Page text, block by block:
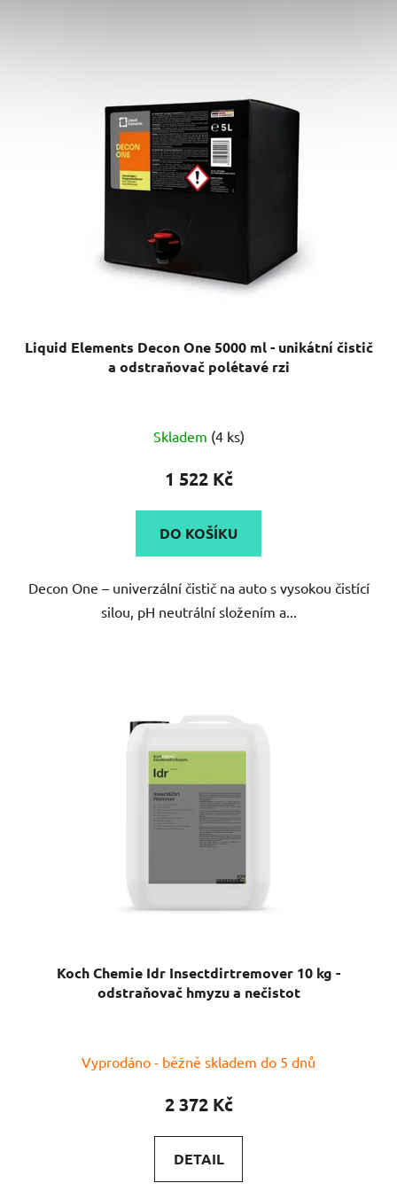
Liquid Elements Decon One 5000 ml - unikátní čistič
a odstraňovač polétavé rzi
Skladem (4 ks)
1 522 Kč
DO KOŠÍKU
Decon One – univerzální čistič na auto s vysokou čistící
silou, pH neutrální složením a...
Koch Chemie Idr Insectdirtremover 10 kg -
odstraňovač hmyzu a nečistot
Vyprodáno - běžně skladem do 5 dnů
2 372 Kč
DETAIL